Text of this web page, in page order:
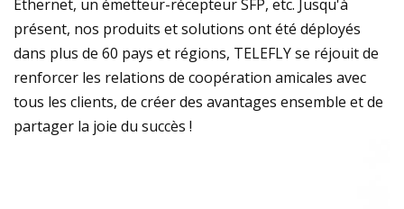
Ethernet, un émetteur-récepteur SFP, etc. Jusqu'à
présent, nos produits et solutions ont été déployés
dans plus de 60 pays et régions, TELEFLY se réjouit de
renforcer les relations de coopération amicales avec
tous les clients, de créer des avantages ensemble et de
partager la joie du succès !